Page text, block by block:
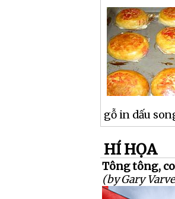
gỗ in dấu
HÍ HỌA
Tông tông,
(by Gary